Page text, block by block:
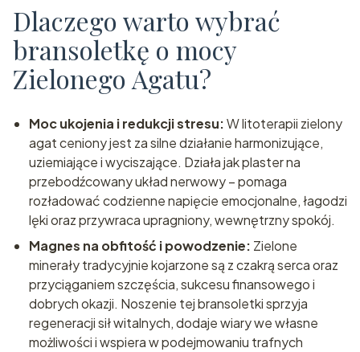
Dlaczego warto wybrać
bransoletkę o mocy
Zielonego Agatu?
Moc ukojenia i redukcji stresu:W litoterapii zielony
agat ceniony jest za silne działanie harmonizujące,
uziemiające i wyciszające. Działa jak plaster na
przebodźcowany układ nerwowy – pomaga
rozładować codzienne napięcie emocjonalne, łagodzi
lęki oraz przywraca upragniony, wewnętrzny spokój.
Magnes na obfitość i powodzenie: Zielone
minerały tradycyjnie kojarzone są z czakrą serca oraz
przyciąganiem szczęścia, sukcesu finansowego i
dobrych okazji. Noszenie tej bransoletki sprzyja
regeneracji sił witalnych, dodaje wiary we własne
możliwości i wspiera w podejmowaniu trafnych